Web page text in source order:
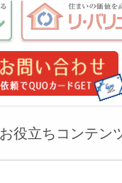
お役立ちコンテン